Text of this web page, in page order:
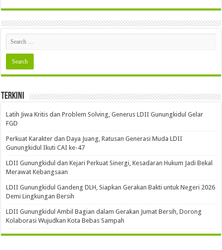
Terkini
Latih Jiwa Kritis dan Problem Solving, Generus LDII Gunungkidul Gelar
FGD
Perkuat Karakter dan Daya Juang, Ratusan Generasi Muda LDII
Gunungkidul Ikuti CAI ke-47
LDII Gunungkidul dan Kejari Perkuat Sinergi, Kesadaran Hukum Jadi Bekal
Merawat Kebangsaan
LDII Gunungkidul Gandeng DLH, Siapkan Gerakan Bakti untuk Negeri 2026
Demi Lingkungan Bersih
LDII Gunungkidul Ambil Bagian dalam Gerakan Jumat Bersih, Dorong
Kolaborasi Wujudkan Kota Bebas Sampah